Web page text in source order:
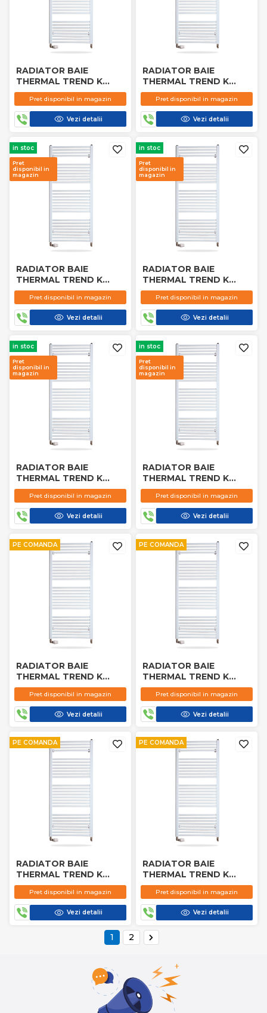
RADIATOR BAIE
THERMAL TREND K
600X1800 MM
Pret disponibil in magazin
Vezi detalii
RADIATOR BAIE
THERMAL TREND K
600X1500 MM
Pret disponibil in magazin
Vezi detalii
in stoc
Pret
disponibil in
magazin
RADIATOR BAIE
THERMAL TREND K
600X1200MM
Pret disponibil in magazin
Vezi detalii
in stoc
Pret
disponibil in
magazin
RADIATOR BAIE
THERMAL TREND K
500X1800 MM
Pret disponibil in magazin
Vezi detalii
in stoc
Pret
disponibil in
magazin
RADIATOR BAIE
THERMAL TREND K
500X1500 MM
Pret disponibil in magazin
Vezi detalii
in stoc
Pret
disponibil in
magazin
RADIATOR BAIE
THERMAL TREND K
500X1200 MM
Pret disponibil in magazin
Vezi detalii
PE COMANDA
RADIATOR BAIE
THERMAL TREND K
500X1000 MM
Pret disponibil in magazin
Vezi detalii
PE COMANDA
RADIATOR BAIE
THERMAL TREND K
400X960 MM
Pret disponibil in magazin
Vezi detalii
PE COMANDA
RADIATOR BAIE
THERMAL TREND K
400X800 MM
Pret disponibil in magazin
Vezi detalii
PE COMANDA
RADIATOR BAIE
THERMAL TREND K
400X1800 MM
Pret disponibil in magazin
Vezi detalii
1 2